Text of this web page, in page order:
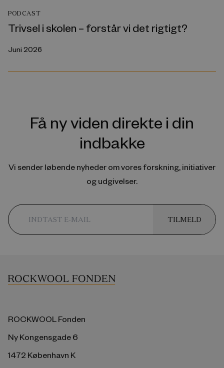
PODCAST
Trivsel i skolen – forstår vi det rigtigt?
Juni 2026
Få ny viden direkte i din
indbakke
Vi sender løbende nyheder om vores forskning, initiativer
og udgivelser.
TILMELD
ROCKWOOL Fonden
Ny Kongensgade 6
1472 København K